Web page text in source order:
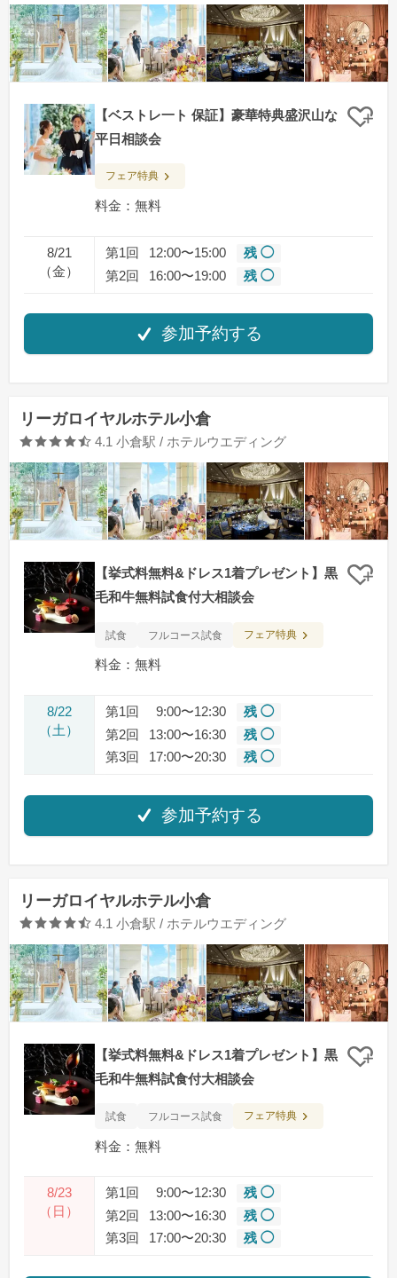
【ベストレ一ト 保証】豪華特典盛沢山な
平日相談会
クリ
フェア特典
料金：無料
8/21
（金）
第1回 12:00〜15:00
残 ◯
第2回
16:00〜19:00 残 ◯
参加予約する
リーガロイヤルホテル小倉
口コミ評価
4.1 小倉駅 / ホテルウエディング
【挙式料無料&ドレス1着プレゼント】黒
毛和牛無料試食付大相談会
クリ
試食 フルコース試食 フェア特典
料金：無料
8/22
（土）
第1回 9:00〜12:30
残 ◯
第2回
13:00〜16:30
残 ◯
第3回
17:00〜20:30 残 ◯
参加予約する
リーガロイヤルホテル小倉
口コミ評価
4.1 小倉駅 / ホテルウエディング
【挙式料無料&ドレス1着プレゼント】黒
毛和牛無料試食付大相談会
クリ
試食 フルコース試食 フェア特典
料金：無料
8/23
（日）
第1回 9:00〜12:30
残 ◯
第2回
13:00〜16:30
残 ◯
第3回
17:00〜20:30 残 ◯